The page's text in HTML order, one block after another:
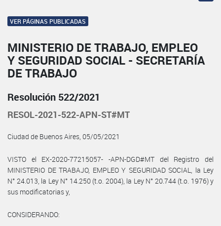
VER PÁGINAS PUBLICADAS
MINISTERIO DE TRABAJO, EMPLEO
Y SEGURIDAD SOCIAL - SECRETARÍA
DE TRABAJO
Resolución 522/2021
RESOL-2021-522-APN-ST#MT
Ciudad de Buenos Aires, 05/05/2021
VISTO el EX-2020-77215057- -APN-DGD#MT del Registro del
MINISTERIO DE TRABAJO, EMPLEO Y SEGURIDAD SOCIAL, la Ley
N° 24.013, la Ley N° 14.250 (t.o. 2004), la Ley N° 20.744 (t.o. 1976) y
sus modificatorias y,
CONSIDERANDO: